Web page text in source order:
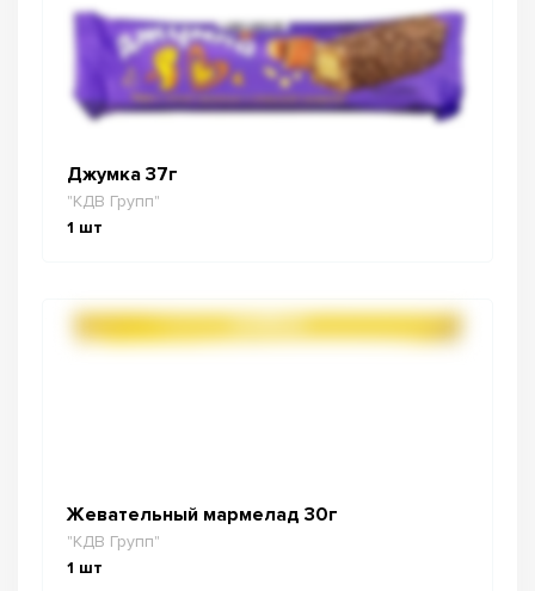
Джумка 37г
"КДВ Групп"
1 шт
Жевательный мармелад 30г
"КДВ Групп"
1 шт